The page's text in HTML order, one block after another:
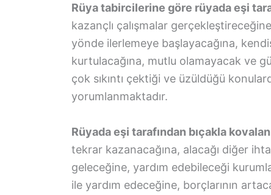
Rüya tabircilerine göre rüyada eşi
kazançlı çalışmalar
yönde ilerlemeye başlayacağına,
kurtulacağına, mutlu olamayacak ve
çok sıkıntı çektiği ve üzüldüğü
yorumlanmaktadır.
Rüyada eşi tarafından bıçakla
tekrar kazanacağına, alacağı diğer
geleceğine, yardım edebileceği
ile yardım edeceğine, borçlarının